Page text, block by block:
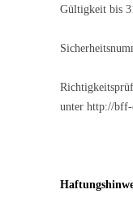
Gültigkeit bis
unter http://